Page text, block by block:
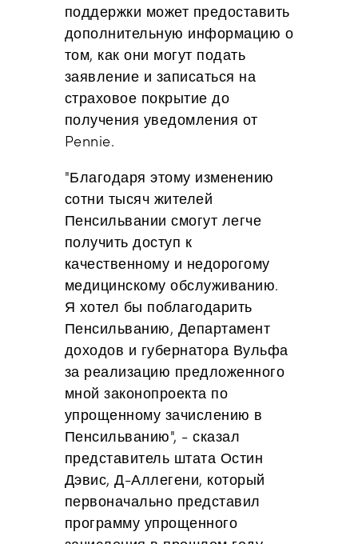
поддержки может предоставить
дополнительную информацию о
том, как они могут подать
заявление и записаться на
страховое покрытие до
получения уведомления от
Pennie.
"Благодаря этому изменению
сотни тысяч жителей
Пенсильвании смогут легче
получить доступ к
качественному и недорогому
медицинскому обслуживанию.
Я хотел бы поблагодарить
Пенсильванию, Департамент
доходов и губернатора Вульфа
за реализацию предложенного
мной законопроекта по
упрощенному зачислению в
Пенсильванию", - сказал
представитель штата Остин
Дэвис, Д-Аллегени, который
первоначально представил
программу упрощенного